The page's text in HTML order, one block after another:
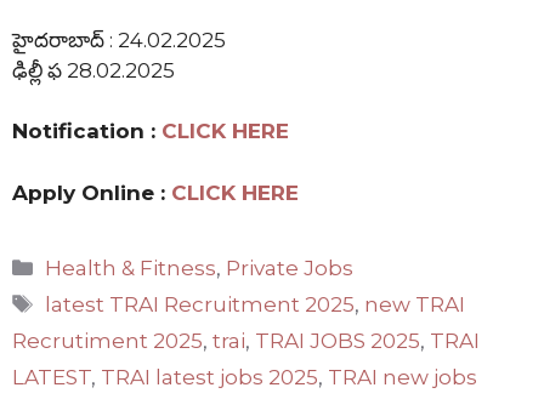
హైదరాబాద్ : 24.02.2025
ఢిల్లీ ఫ 28.02.2025
Notification : CLICK HERE
Apply Online : CLICK HERE
Categories
Health & Fitness, Private Jobs
Tags
latest TRAI Recruitment 2025, new TRAI
Recrutiment 2025, trai, TRAI JOBS 2025, TRAI
LATEST, TRAI latest jobs 2025, TRAI new jobs